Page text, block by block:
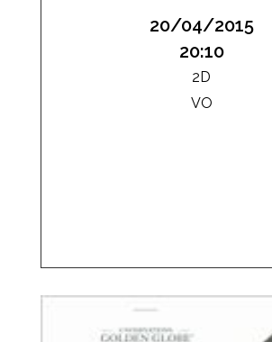
20/04/2015
20:10
2D
VO